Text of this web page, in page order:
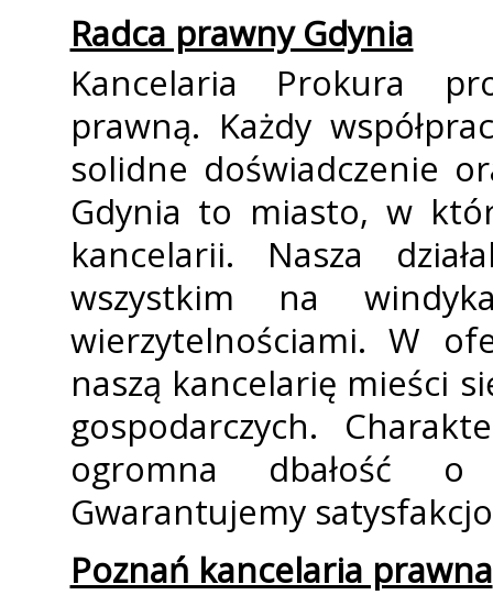
Radca prawny Gdynia
Kancelaria Prokura
prawną. Każdy
solidne doświadczenie
Gdynia to miasto, w
kancelarii. Nasza
wszystkim na
wierzytelnościami. W
naszą kancelarię mieści
gospodarczych.
ogromna dbałość
Gwarantujemy
Poznań kancelaria prawna